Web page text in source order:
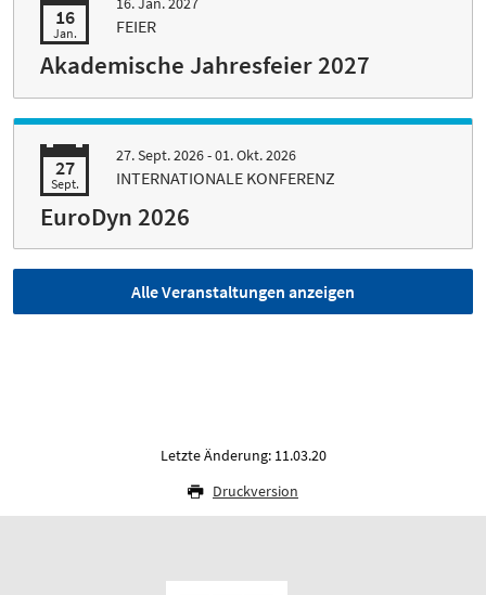
16
Jan. FEIER
Akademische Jahresfeier 2027
27
Sept.
27. Sept. 2026 - 01. Okt. 2026
INTERNATIONALE KONFERENZ
EuroDyn 2026
Alle Veranstaltungen anzeigen
Letzte Änderung: 11.03.20
Druckversion